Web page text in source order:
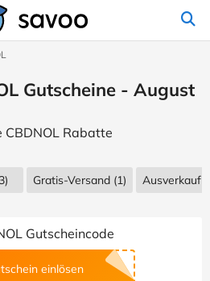
Gutscheine - August
CBDNOL Rabatte
Gratis-Versand (1) Ausverkauf
Gutscheincode
einlösen